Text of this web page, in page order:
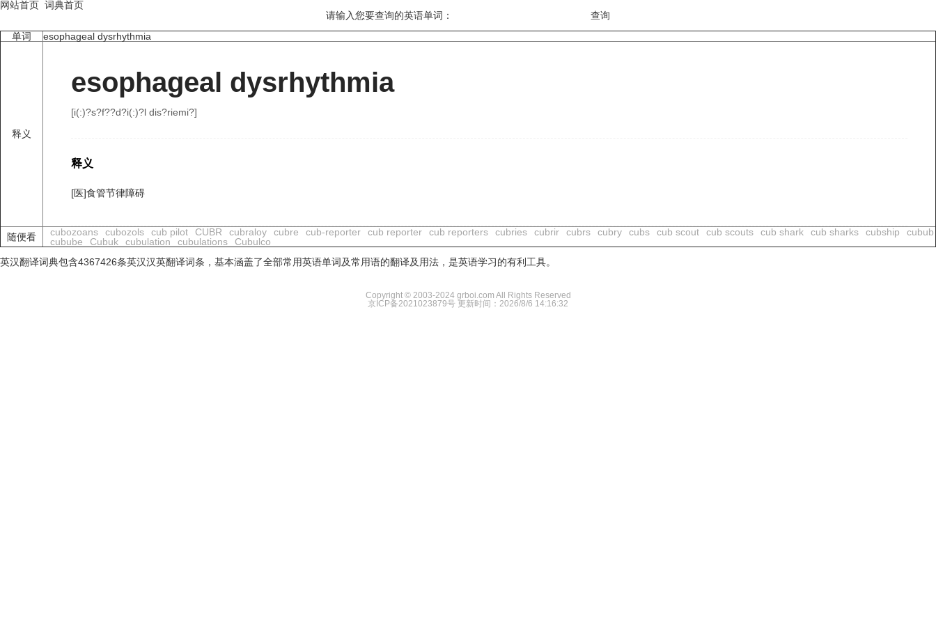
网站首页 词典首页
请输入您要查询的英语单词：
单词
esophageal dysrhythmia
释义
esophageal dysrhythmia
[i(:)?s?f??d?i(:)?l dis?riemi?]
释义
[医]食管节律障碍
随便看 cubozoans cubozols cub pilot CUBR cubraloy cubre cub-reporter cub reporter cub reporters cubries cubrir cubrs cubry cubs cub scout cub scouts cub shark cub sharks cubship
cubub
cubube
Cubuk cubulation cubulations
Cubulco
英汉翻译词典包含4367426条英汉汉英翻译词条，基本涵盖了全部常用英语单词及常用语的翻译及用法，是英语学习的有利工具。
Copyright © 2003-2024 grboi.com All Rights Reserved
京ICP备2021023879号 更新时间：2026/8/6 14:16:32